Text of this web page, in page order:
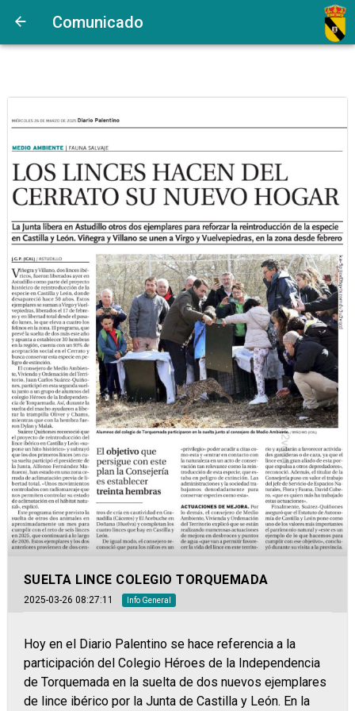
Comunicado
SUELTA LINCE COLEGIO TORQUEMADA
2025-03-26 08:27:11 Info General
Hoy en el Diario Palentino se hace referencia a la
participación del Colegio Héroes de la Independencia
de Torquemada en la suelta de dos nuevos ejemplares
de lince ibérico por la Junta de Castilla y León. En la